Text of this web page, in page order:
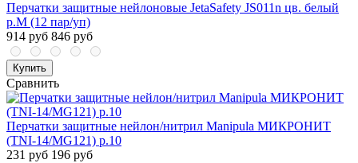
Перчатки защитные нейлоновые JetaSafety JS011n цв. белый
р.М (12 пар/уп)
914 руб 846 руб
Купить
Сравнить
Перчатки защитные нейлон/нитрил Manipula МИКРОНИТ
(TNI-14/MG121) р.10
231 руб 196 руб